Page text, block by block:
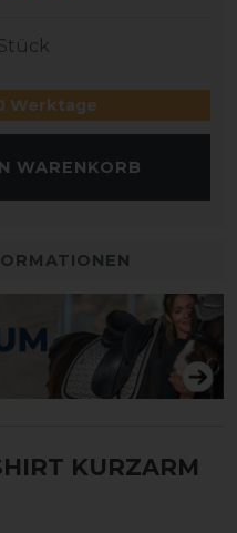
Werktage
WARENKORB
KURZARM